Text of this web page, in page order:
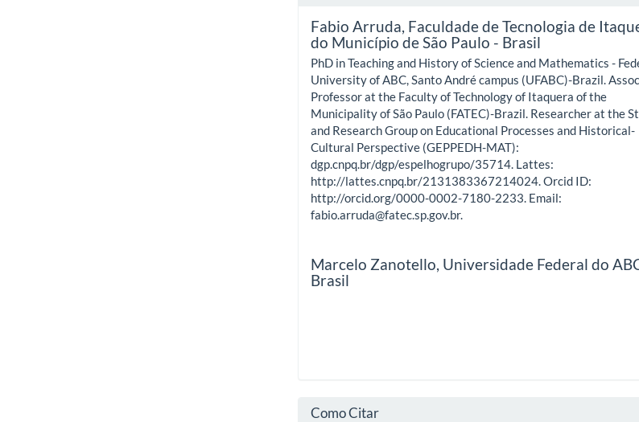
Fabio Arruda, Faculdade de Tecnologia de
do Município de São Paulo - Brasil
PhD in Teaching and History of Science and Mathematics -
University of ABC, Santo André campus (UFABC)-Brazil.
Professor at the Faculty of Technology of Itaquera of the
Municipality of São Paulo (FATEC)-Brazil. Researcher at the
and Research Group on Educational Processes and Historical-
Cultural Perspective (GEPPEDH-MAT):
dgp.cnpq.br/dgp/espelhogrupo/35714. Lattes:
http://lattes.cnpq.br/2131383367214024. Orcid ID:
http://orcid.org/0000-0002-7180-2233. Email:
fabio.arruda@fatec.sp.gov.br.
Marcelo Zanotello, Universidade Federal do
Brasil
Como Citar